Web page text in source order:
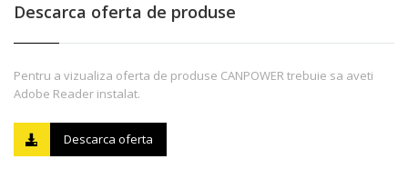
Descarca oferta de produse
Pentru a vizualiza oferta de produse CANPOWER trebuie sa aveti
Adobe Reader instalat.
Descarca oferta